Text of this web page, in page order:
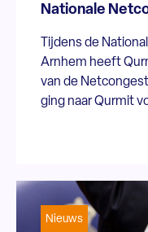
Nationale
Tijdens de
Arnhem heeft
van de
ging naar Qurmit
Nieuws